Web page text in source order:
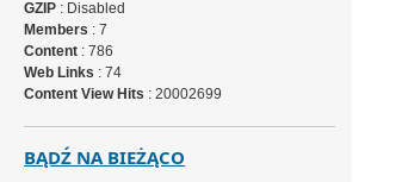
GZIP : Disabled
Members : 7
Content : 786
Web Links : 74
Content View Hits : 20002699
BĄDŹ NA BIEŻĄCO